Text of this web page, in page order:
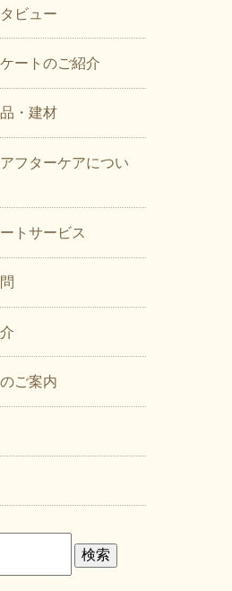
ビュー
ートのご紹介
・建材
フターケアについ
トサービス
ご案内